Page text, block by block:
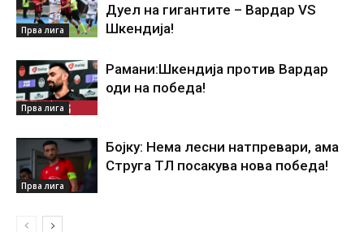
Прва лига
Дуел на гигантите – Вардар VS
Шкендија!
Прва лига
Рамани:Шкендија против Вардар
оди на победа!
Прва лига
Бојку: Нема лесни натпревари, ама
Струга ТЛ посакува нова победа!